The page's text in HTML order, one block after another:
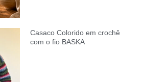
Casaco Colorido em crochê
com o fio BASKA